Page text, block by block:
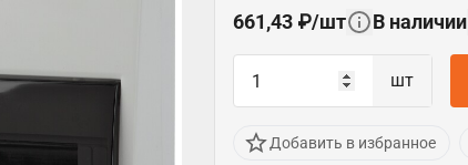
661,43 ₽/шт В наличии
шт
Добавить в избранное